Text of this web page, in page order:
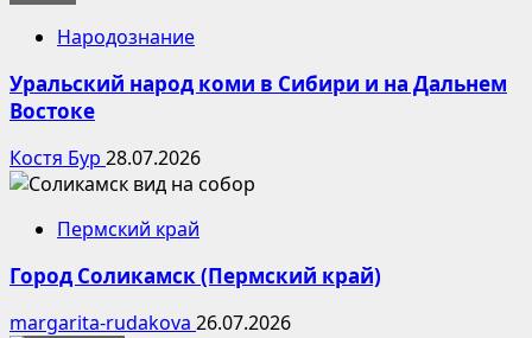
Народознание
Уральский народ коми в Сибири и на Дальнем
Востоке
Костя Бур 28.07.2026
Пермский край
Город Соликамск (Пермский край)
margarita-rudakova 26.07.2026